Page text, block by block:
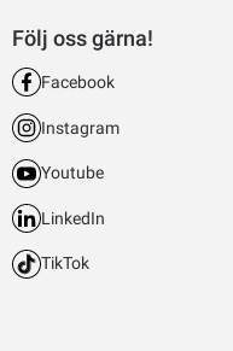
Följ oss gärna!
Facebook
Instagram
Youtube
LinkedIn
TikTok